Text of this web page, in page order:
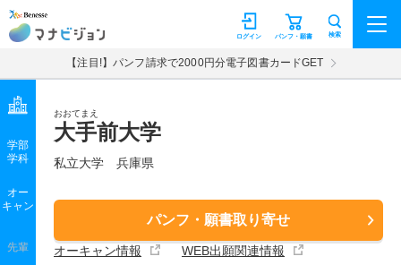
マナビジョン パンフ・願書
ログイン 検索
【注目!】パンフ請求で2000円分電子図書カードGET
おおてまえ
大手前大学
私立大学 兵庫県
パンフ・願書取り寄せ
オーキャン情報 WEB出願関連情報
学部
学科
オー
キャン
先輩